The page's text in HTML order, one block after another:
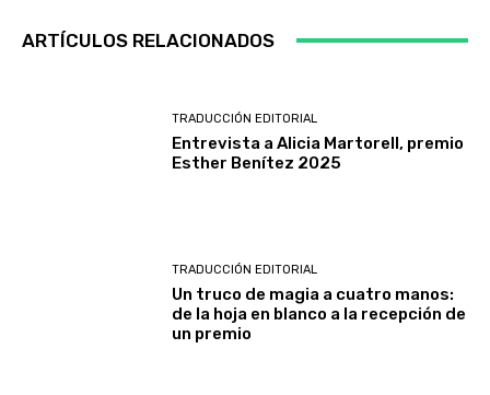
ARTÍCULOS RELACIONADOS
TRADUCCIÓN EDITORIAL
Entrevista a Alicia Martorell, premio
Esther Benítez 2025
TRADUCCIÓN EDITORIAL
Un truco de magia a cuatro manos:
de la hoja en blanco a la recepción de
un premio